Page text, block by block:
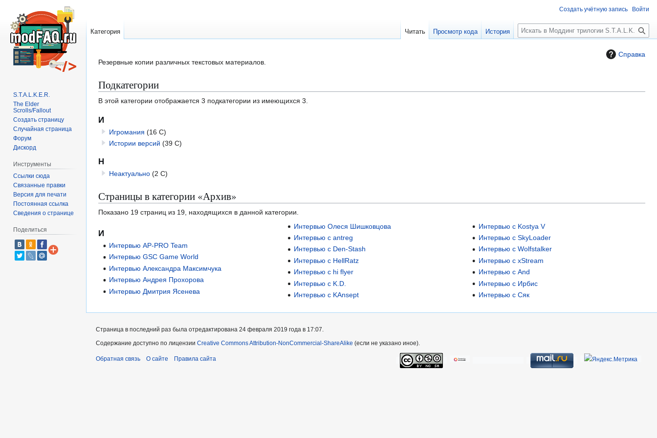
Справка
Перейти
навигации
Перейти
поиску
Резервные копии различных текстовых материалов.
Подкатегории
В этой категории отображается 3 подкатегории из имеющихся 3.
И
Игромания (16 С)
Истории версий (39 С)
Н
Неактуально (2 С)
Страницы в категории «Архив»
Показано 19 страниц из 19, находящихся в данной категории.
И
Интервью AP-PRO Team
Интервью GSC Game World
Интервью Александра Максимчука
Интервью Андрея Прохорова
Интервью Дмитрия Ясенева
Интервью Олеся Шишковцова
Интервью с antreg
Интервью с Den-Stash
Интервью с HellRatz
Интервью с hi flyer
Интервью с K.D.
Интервью с KAnsept
Интервью с Kostya V
Интервью с SkyLoader
Интервью с Wolfstalker
Интервью с xStream
Интервью с Аnd
Интервью с Ирбис
Интервью с Сяк
Создать учётную запись Войти
Категория Читать Просмотр кода История
П
о
S.T.A.L.K.E.R.
The Elder
Scrolls/Fallout
Создать страницу
Случайная страница
Форум
Дискорд
Инструменты
Ссылки сюда
Связанные правки
Версия для печати
Постоянная ссылка
Сведения о странице
Поделиться
Страница в последний раз была отредактирована 24 февраля 2019 года в 17:07.
Содержание доступно по лицензии Creative Commons Attribution-NonCommercial-ShareAlike (если не указано иное).
Обратная связь О сайте Правила сайта